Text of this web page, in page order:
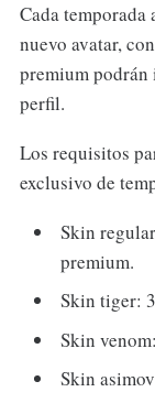
Cada temporada
nuevo avatar,
premium podrán
perfil.
Los requisitos
exclusivo de
Skin
premium.
Skin tiger:
Skin
Skin